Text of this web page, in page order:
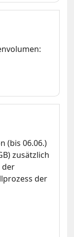
(bis 06.06.)
zusätzlich
der
der